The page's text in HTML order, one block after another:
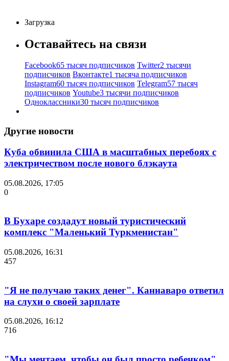
Загрузка
Оставайтесь на связи
Facebook65 тысяч подписчиков Twitter2 тысячи
подписчиков Вконтакте1 тысяча подписчиков
Instagram60 тысяч подписчиков Telegram57 тысяч
подписчиков Youtube3 тысячи подписчиков
Одноклассники30 тысяч подписчиков
Другие новости
Куба обвинила США в масштабных перебоях с
электричеством после нового блэкаута
05.08.2026, 17:05
0
В Бухаре создадут новый туристический
комплекс "Маленький Туркменистан"
05.08.2026, 16:31
457
"Я не получаю таких денег". Каннаваро ответил
на слухи о своей зарплате
05.08.2026, 16:12
716